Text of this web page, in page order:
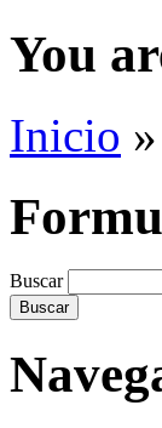
You
Inicio »
Buscar